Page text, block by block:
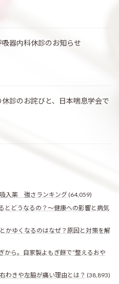
器内科休診のお知らせ
診のお詫びと、日本喘息学会で
吸入薬 強さランキング(64,059)
とどうなるの？〜健康への影響と病気
かゆくなるのはなぜ？原因と対策を解
から。自家製よもぎ餅で“整えるおや
わきや左脇が痛い理由とは？ (38,893)